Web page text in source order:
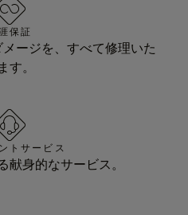
保証
ージを、すべて修理いた
す。
トサービス
献身的なサービス。